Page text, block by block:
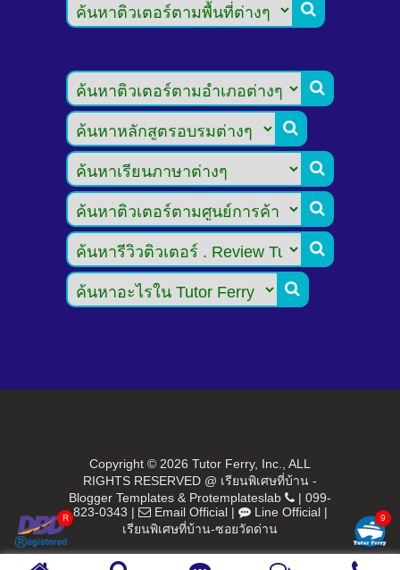







Copyright © 2026 Tutor Ferry, Inc., ALL
RIGHTS RESERVED @ เรียนพิเศษที่บ้าน -
Blogger Templates & Protemplateslab | 099-
823-0343 | Email Official| Line Official|
เรียนพิเศษที่บ้าน-ซอยวัดด่าน